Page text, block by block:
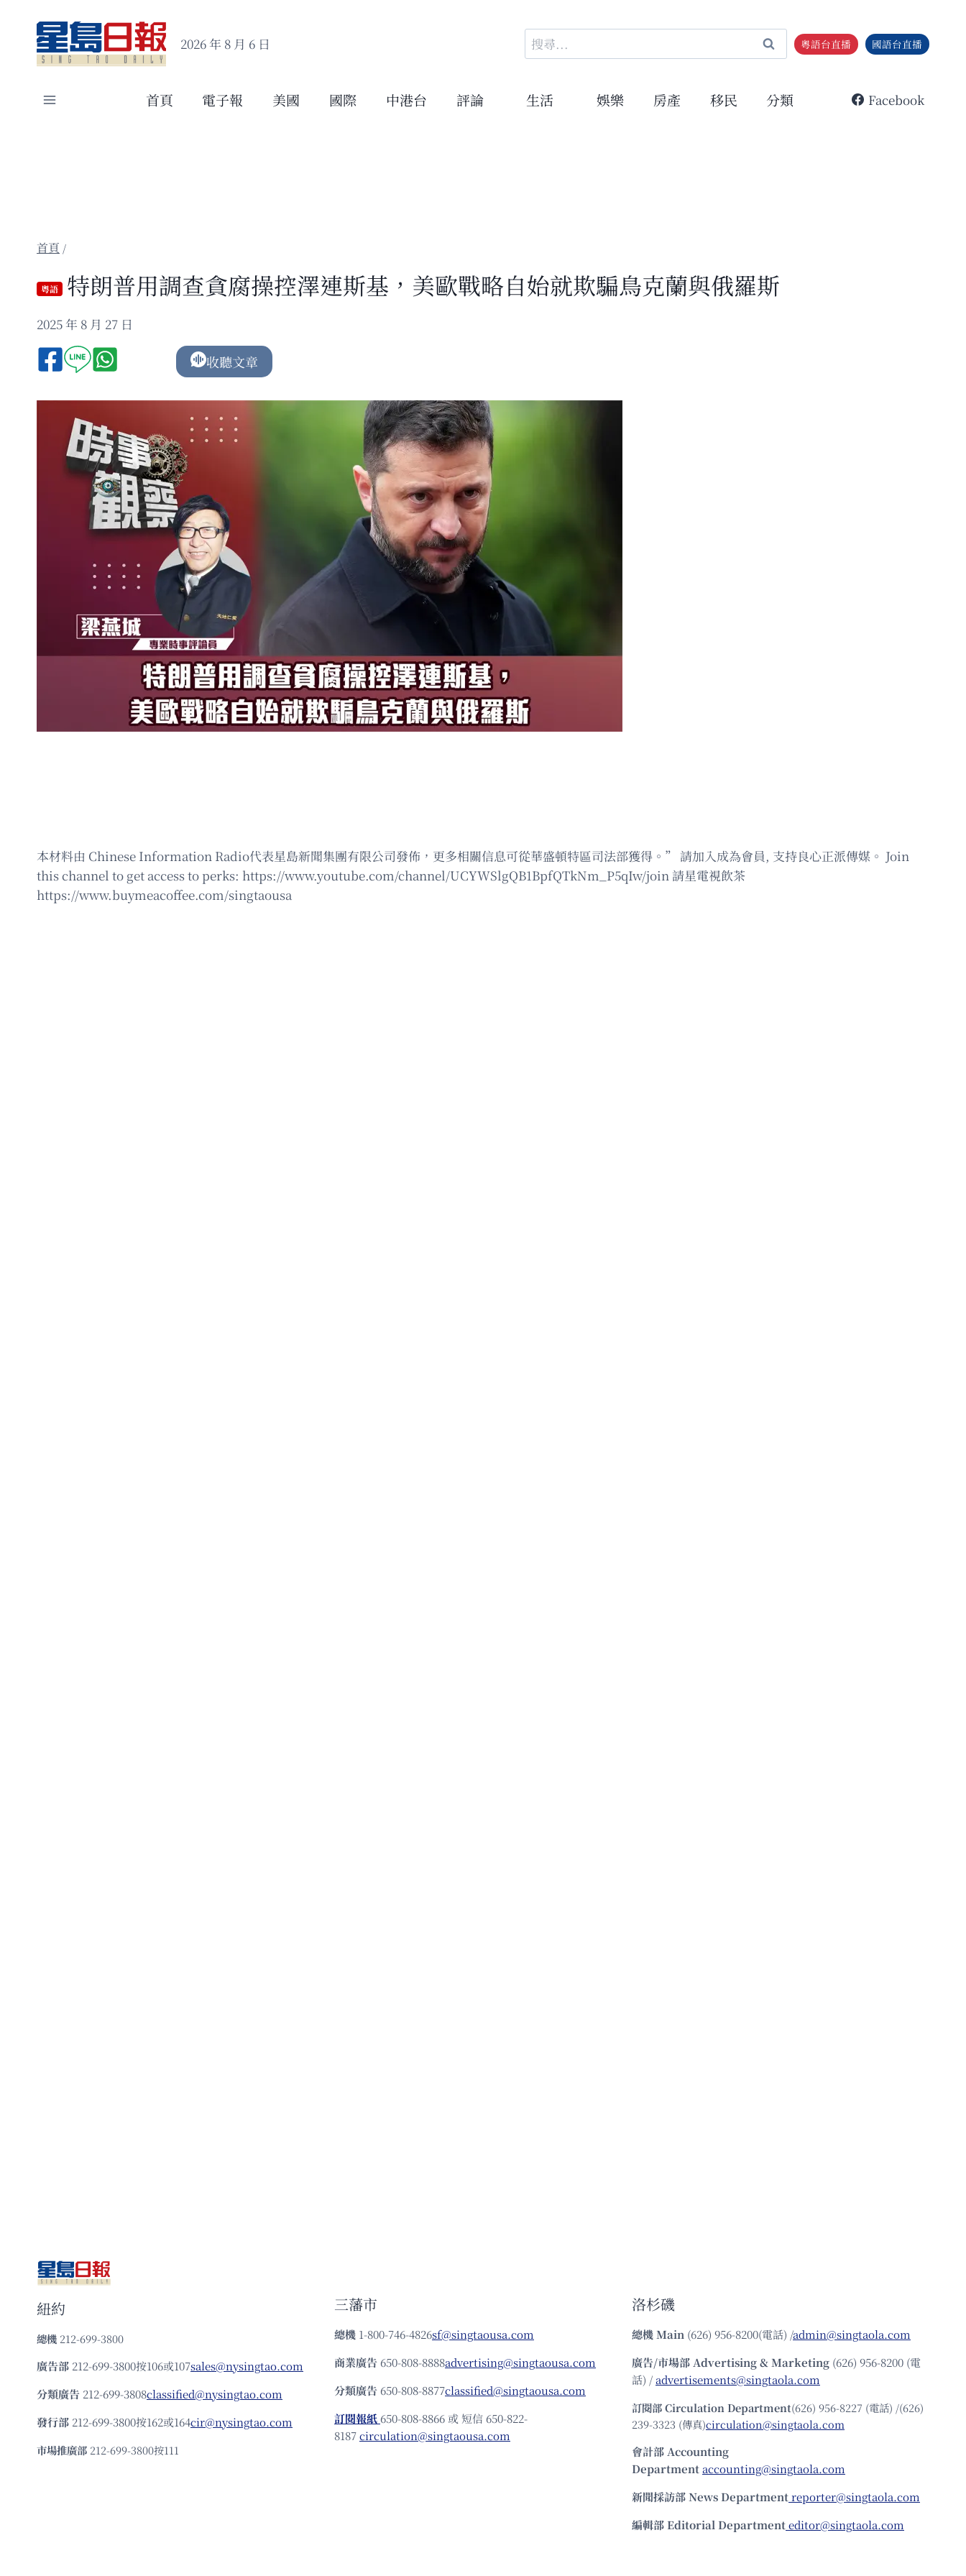
content
2026 年 8 月 6 日
搜
尋
鍵
粵語台直播 國語台直播
首頁 電子報 美國 國際 中港台 評論 生活 娛樂 房產 移民 分類 Facebook
/
粵語 特朗普用調查貪腐操控澤連斯基，美歐戰略自始就欺騙鳥克蘭與俄羅斯
2025 年 8 月 27 日
收聽文章
本材料由 Chinese Information Radio代表星島新聞集團有限公司發佈，更多相關信息可從華盛頓特區司法部獲得。” 請加入成為會員, 支持良心正派傳媒。 Join
this channel to get access to perks: https://www.youtube.com/channel/UCYWSlgQB1BpfQTkNm_P5qIw/join 請星電視飲茶
https://www.buymeacoffee.com/singtaousa
紐約
總機 212-699-3800
廣告部 212-699-3800按106或107sales@nysingtao.com
分類廣告 212-699-3808classified@nysingtao.com
發⾏部 212-699-3800按162或164cir@nysingtao.com
市場推廣部 212-699-3800按111
三藩市
總機 1-800-746-4826sf@singtaousa.com
商業廣告 650-808-8888advertising@singtaousa.com
分類廣告 650-808-8877classified@singtaousa.com
訂閱報紙 650-808-8866 或 短信 650-822-
8187circulation@singtaousa.com
洛杉磯
總機Main (626) 956-8200(電話) /admin@singtaola.com
廣告/市場部Advertising & Marketing (626) 956-8200 (電
話) /advertisements@singtaola.com
訂閱部 Circulation Department(626) 956-8227 (電話) /(626)
239-3323 (傳真)circulation@singtaola.com
會計部 Accounting
Departmentaccounting@singtaola.com
新聞採訪部 News Departmentreporter@singtaola.com
編輯部 Editorial Departmenteditor@singtaola.com